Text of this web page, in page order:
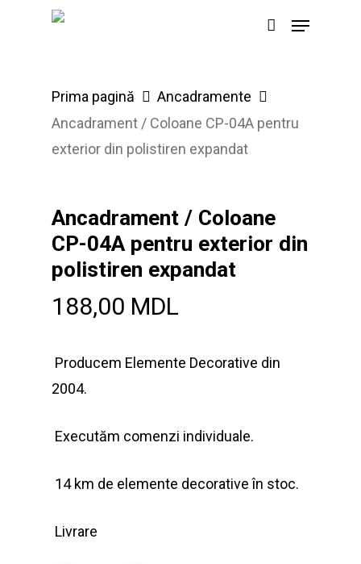
Menu
Prima pagină
Ancadramente
Ancadrament / Coloane CP-04A pentru
exterior din polistiren expandat
Ancadrament / Coloane
CP-04A pentru exterior din
polistiren expandat
188,00 MDL
Producem Elemente Decorative din
2004.
Executăm comenzi individuale.
14 km de elemente decorative în stoc.
Livrare